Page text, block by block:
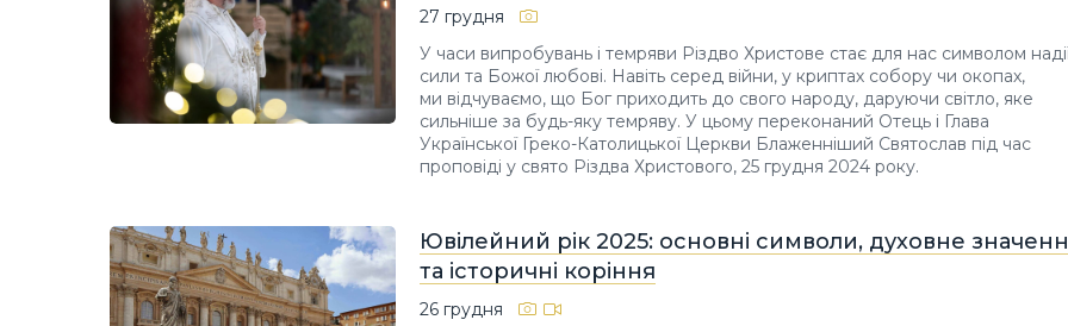
27 грудня
У часи випробувань і темряви Різдво Христове стає для нас символом
сили та Божої любові. Навіть серед війни, у криптах собору чи окопах,
ми відчуваємо, що Бог приходить до свого народу, даруючи світло, яке
сильніше за будь-яку темряву. У цьому переконаний Отець і Глава
Української Греко-Католицької Церкви Блаженніший Святослав під час
проповіді у свято Різдва Христового, 25 грудня 2024 року.
Ювілейний рік 2025: основні символи, духовне
та історичні коріння
26 грудня